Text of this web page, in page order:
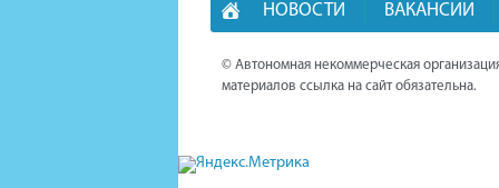
НОВОСТИ ВАКАНСИИ
© Автономная некоммерческая
материалов ссылка на сайт обязательна.